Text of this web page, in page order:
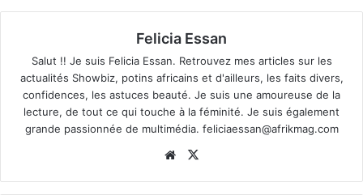
Felicia Essan
Salut !! Je suis Felicia Essan. Retrouvez mes articles sur les
actualités Showbiz, potins africains et d'ailleurs, les faits divers,
confidences, les astuces beauté. Je suis une amoureuse de la
lecture, de tout ce qui touche à la féminité. Je suis également
grande passionnée de multimédia. feliciaessan@afrikmag.com
Website